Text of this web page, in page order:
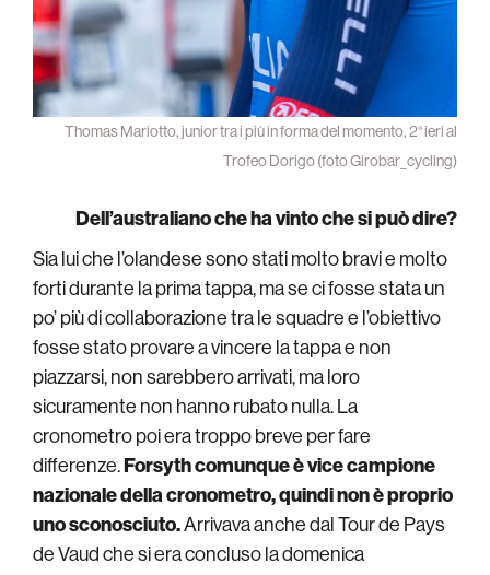
Thomas Mariotto, junior tra i più in forma del momento, 2° ieri al
Trofeo Dorigo (foto Girobar_cycling)
Dell’australiano che ha vinto che si può dire?
Sia lui che l’olandese sono stati molto bravi e molto
forti durante la prima tappa, ma se ci fosse stata un
po’ più di collaborazione tra le squadre e l’obiettivo
fosse stato provare a vincere la tappa e non
piazzarsi, non sarebbero arrivati, ma loro
sicuramente non hanno rubato nulla. La
cronometro poi era troppo breve per fare
differenze.Forsyth comunque è vice campione
nazionale della cronometro, quindi non è proprio
uno sconosciuto.Arrivava anche dal Tour de Pays
de Vaud che si era concluso la domenica